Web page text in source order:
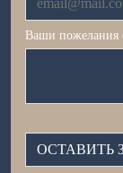
Ваши пожелания